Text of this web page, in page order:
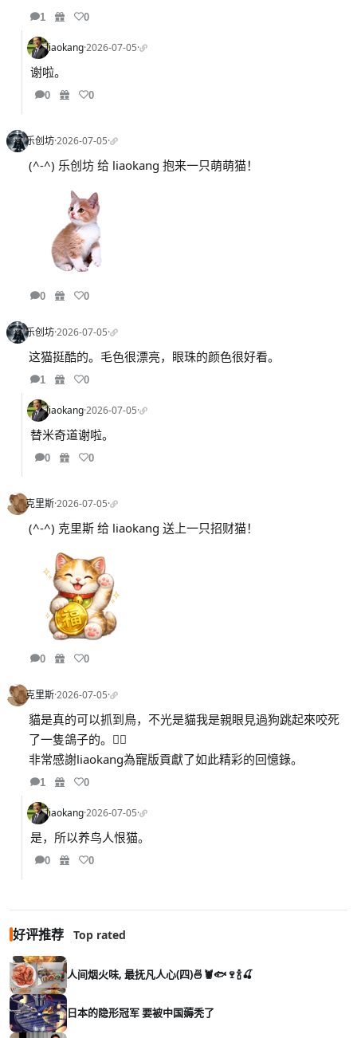
1 0
liaokang·2026-07-05·
谢啦。
0 0
乐创坊·2026-07-05·
(^-^) 乐创坊 给 liaokang 抱来一只萌萌猫！
0 0
乐创坊·2026-07-05·
这猫挺酷的。毛色很漂亮，眼珠的颜色很好看。
1 0
liaokang·2026-07-05·
替米奇道谢啦。
0 0
克里斯·2026-07-05·
(^-^) 克里斯 给 liaokang 送上一只招财猫！
0 0
克里斯·2026-07-05·
貓是真的可以抓到鳥，不光是貓我是親眼見過狗跳起來咬死
了一隻鴿子的。😮‍💨
非常感謝liaokang為寵版貢獻了如此精彩的回憶錄。
1 0
liaokang·2026-07-05·
是，所以养鸟人恨猫。
0 0
好评推荐 Top rated
人间烟火味, 最抚凡人心(四)🍜🦞🐟🍷🍾🍒
日本的隐形冠军 要被中国薅秃了